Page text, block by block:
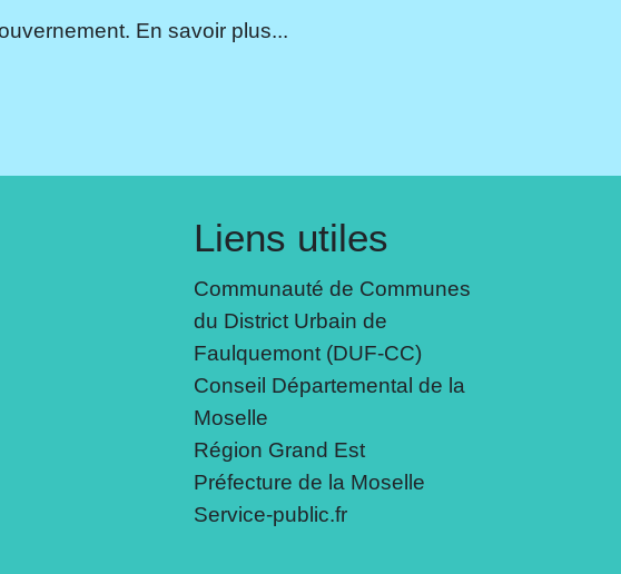
En savoir plus...
Liens utiles
Communauté de Communes
du District Urbain de
Faulquemont (DUF-CC)
Conseil Départemental de la
Moselle
Région Grand Est
Préfecture de la Moselle
Service-public.fr